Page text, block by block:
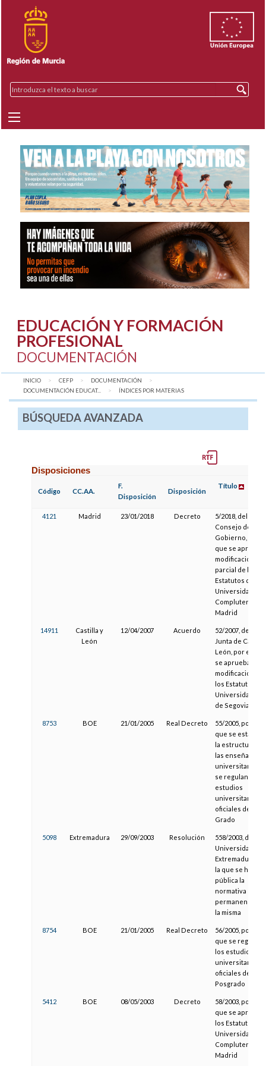
EDUCACIÓN Y FORMACIÓN
PROFESIONAL
DOCUMENTACIÓN
INICIO CEFP
DOCUMENTACIÓN
DOCUMENTACIÓN EDUCAT...
AQUÍ:
ÍNDICES POR MATERIAS
BÚSQUEDA AVANZADA
Disposiciones
Código CC.AA.
F.
Disposición
Disposición
Título
4121 Madrid 23/01/2018 Decreto
5/2018, del
Consejo de
Gobierno, por el
que se aprueba
modificación
parcial de los
Estatutos de la
Universidad
Complutense
Madrid
14911
Castilla y
León
12/04/2007 Acuerdo
52/2007, de la
Junta de
León, por el que
se aprueba la
modificación de
los Estatutos de
Universidad
de Segovia
8753 BOE 21/01/2005 Real Decreto
55/2005, por el
que se
la estructura de
las enseñanzas
universitarias y
se regulan los
estudios
universitarios
oficiales de
Grado
5098 Extremadura 29/09/2003 Resolución
558/2003, de la
Universidad de
Extremadura,
la que se hace
pública la
normativa de
permanencia en
la misma
8754 BOE 21/01/2005 Real Decreto
56/2005, por el
que se regulan
los estudios
universitarios
oficiales de
Posgrado
5412 BOE 08/05/2003 Decreto
58/2003, por el
que se
los Estatutos de
Universidad
Complutense
Madrid